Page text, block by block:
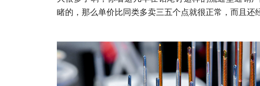
睹的，那么单价比同类多卖三五个点就很正常，而且还